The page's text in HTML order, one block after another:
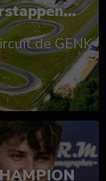
de GENK